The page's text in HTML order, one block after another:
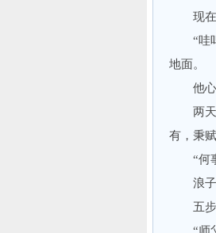
现在
“哇呜
地面。
他心头
两天两
有，秉赋
“何事
浪子
五步